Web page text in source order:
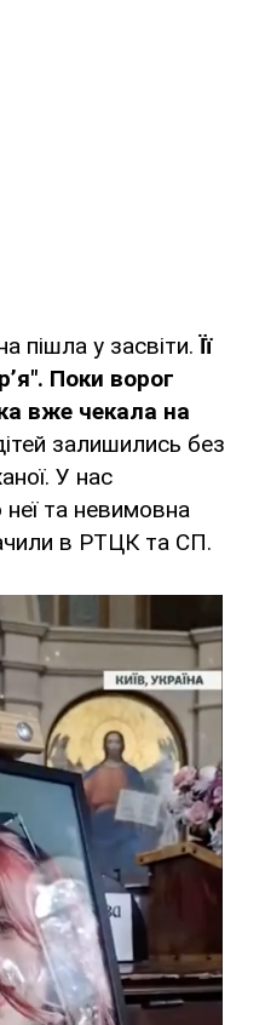
пішла у засвіти. Її
Поки ворог
вже чекала на
залишились без
У нас
та невимовна
в РТЦК та СП.